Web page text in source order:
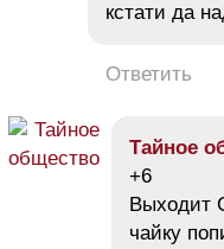
кстати да
Ответить
Тайное
+6
Выходит
чайку